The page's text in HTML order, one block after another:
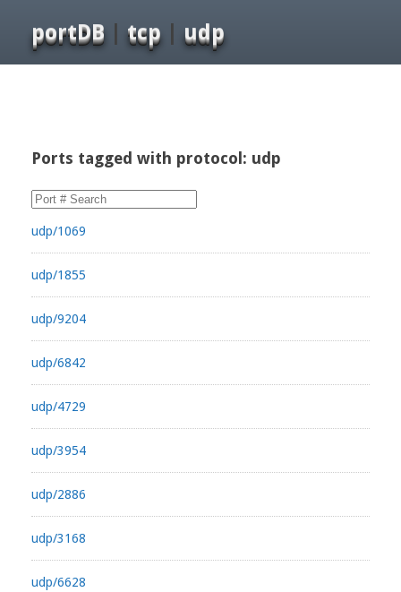
portDB|tcp |udp
Ports tagged with protocol: udp
udp/1069
udp/1855
udp/9204
udp/6842
udp/4729
udp/3954
udp/2886
udp/3168
udp/6628